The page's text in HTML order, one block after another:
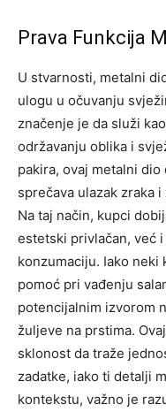
Prava Funkcija
U stvarnosti, metalni
ulogu u očuvanju
značenje je da služi
održavanju oblika i
pakira, ovaj metalni
sprečava ulazak zraka
Na taj način, kupci
estetski privlačan, već
konzumaciju. Iako neki
pomoć pri vađenju
potencijalnim izvorom
žuljeve na prstima.
sklonost da traže
zadatke, iako ti detalji
kontekstu, važno je